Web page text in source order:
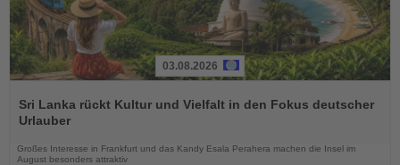
Sie
die
03.08.2026
Sri Lanka rückt Kultur und Vielfalt in den Fokus deutscher
Urlauber
Großes Interesse in Frankfurt und das Kandy Esala Perahera machen die Insel im
August besonders attraktiv